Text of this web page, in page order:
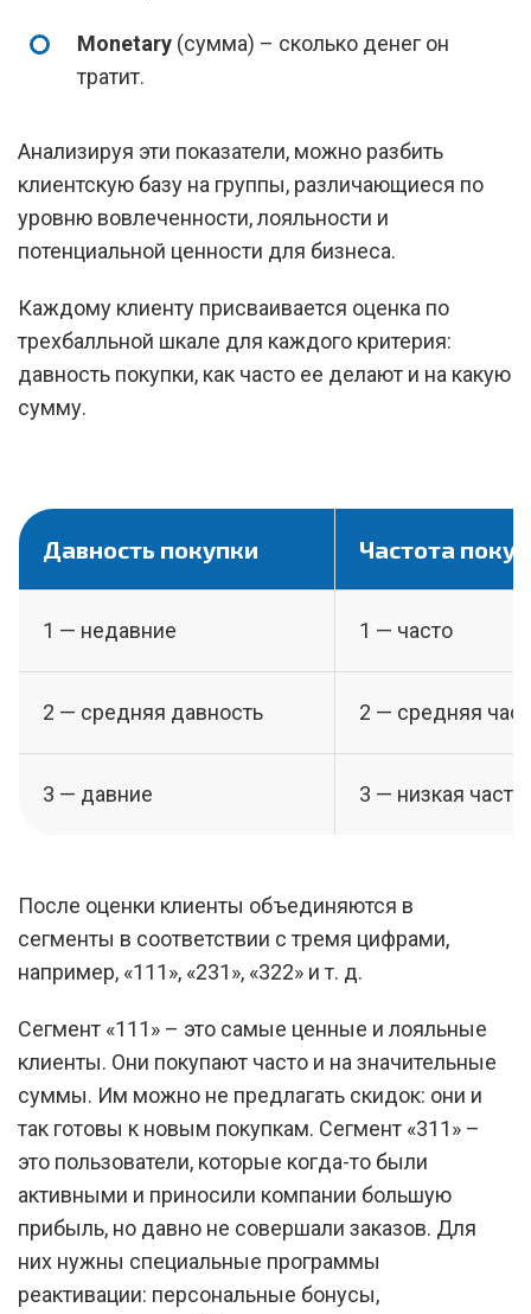
Monetary (сумма) – сколько денег он
тратит.
Анализируя эти показатели, можно разбить
клиентскую базу на группы, различающиеся по
уровню вовлеченности, лояльности и
потенциальной ценности для бизнеса.
Каждому клиенту присваивается оценка по
трехбалльной шкале для каждого критерия:
давность покупки, как часто ее делают и на какую
сумму.
Давность покупки Частота
1 — недавние 1 — часто
2 — средняя давность 2 — средняя
3 — давние 3 — низкая
После оценки клиенты объединяются в
сегменты в соответствии с тремя цифрами,
например, «111», «231», «322» и т. д.
Сегмент «111» – это самые ценные и лояльные
клиенты. Они покупают часто и на значительные
суммы. Им можно не предлагать скидок: они и
так готовы к новым покупкам. Сегмент «311» –
это пользователи, которые когда-то были
активными и приносили компании большую
прибыль, но давно не совершали заказов. Для
них нужны специальные программы
реактивации: персональные бонусы,